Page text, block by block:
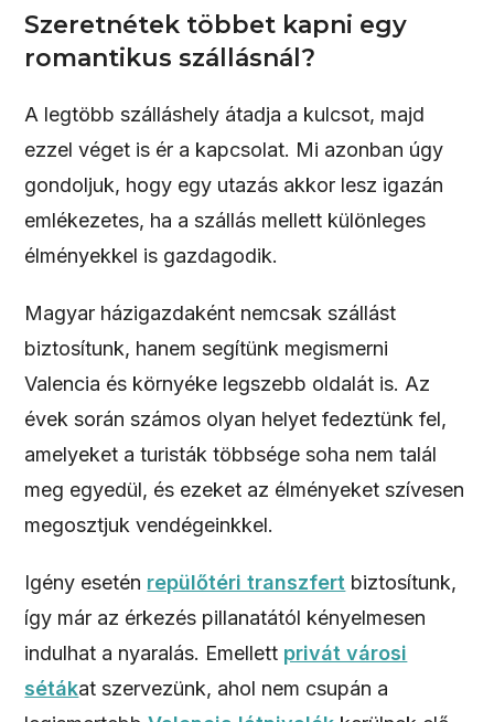
Szeretnétek többet kapni egy
romantikus szállásnál?
A legtöbb szálláshely átadja a kulcsot, majd
ezzel véget is ér a kapcsolat. Mi azonban úgy
gondoljuk, hogy egy utazás akkor lesz igazán
emlékezetes, ha a szállás mellett különleges
élményekkel is gazdagodik.
Magyar házigazdaként nemcsak szállást
biztosítunk, hanem segítünk megismerni
Valencia és környéke legszebb oldalát is. Az
évek során számos olyan helyet fedeztünk fel,
amelyeket a turisták többsége soha nem talál
meg egyedül, és ezeket az élményeket szívesen
megosztjuk vendégeinkkel.
Igény esetén repülőtéri transzfert biztosítunk,
így már az érkezés pillanatától kényelmesen
indulhat a nyaralás. Emellett privát városi
sétákat szervezünk, ahol nem csupán a